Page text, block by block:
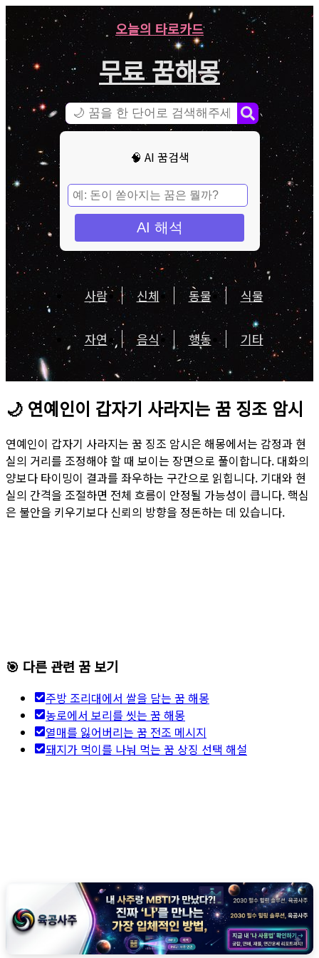
오늘의 타로카드
무료 꿈해몽
🧠 AI 꿈검색
AI 해석
사람 신체 동물 식물
자연 음식 행동 기타
🌙 연예인이 갑자기 사라지는 꿈 징조 암시
연예인이 갑자기 사라지는 꿈 징조 암시은 해몽에서는 감정과 현
실의 거리를 조정해야 할 때 보이는 장면으로 풀이합니다. 대화의
양보다 타이밍이 결과를 좌우하는 구간으로 읽힙니다. 기대와 현
실의 간격을 조절하면 전체 흐름이 안정될 가능성이 큽니다. 핵심
은 불안을 키우기보다 신뢰의 방향을 정돈하는 데 있습니다.
🎯 다른 관련 꿈 보기
주방 조리대에서 쌀을 담는 꿈 해몽
농로에서 보리를 씻는 꿈 해몽
열매를 잃어버리는 꿈 전조 메시지
돼지가 먹이를 나눠 먹는 꿈 상징 선택 해설